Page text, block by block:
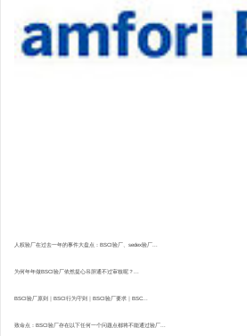
人权验厂在过去一年的事件大盘点：BSCI验厂、sedex验厂...
为何年年做BSCI验厂依然提心吊胆通不过审核呢？...
BSCI验厂原则｜BSCI行为守则｜BSCI验厂要求｜BSC...
致命点：BSCI验厂存在以下任何一个问题点都将不能通过验厂...